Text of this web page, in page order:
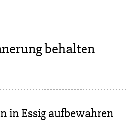
behalten
in Essig aufbewahren